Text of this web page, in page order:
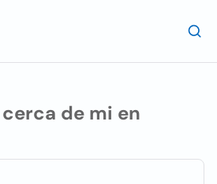
cerca de mi en